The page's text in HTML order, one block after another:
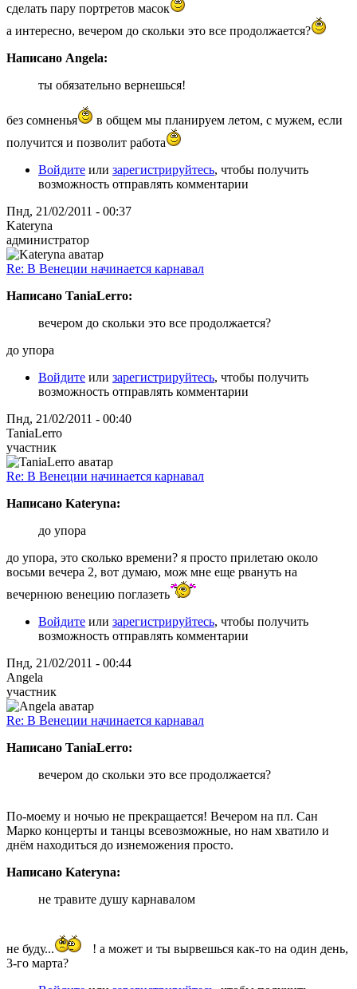
сделать пару портретов масок
а интересно, вечером до скольки это все продолжается?
Написано Angela:
ты обязательно вернешься!
без сомненья
в общем мы планируем летом, с мужем, если
получится и позволит работа
Войдите или зарегистрируйтесь, чтобы получить
возможность отправлять комментарии
Пнд, 21/02/2011 - 00:37
Kateryna
администратор
Re: В Венеции начинается карнавал
Написано TaniaLerro:
вечером до скольки это все продолжается?
до упора
Войдите или зарегистрируйтесь, чтобы получить
возможность отправлять комментарии
Пнд, 21/02/2011 - 00:40
TaniaLerro
участник
Re: В Венеции начинается карнавал
Написано Kateryna:
до упора
до упора, это сколько времени? я просто прилетаю около
восьми вечера 2, вот думаю, мож мне еще рвануть на
вечернюю венецию поглазеть
Войдите или зарегистрируйтесь, чтобы получить
возможность отправлять комментарии
Пнд, 21/02/2011 - 00:44
Angela
участник
Re: В Венеции начинается карнавал
Написано TaniaLerro:
вечером до скольки это все продолжается?
По-моему и ночью не прекращается! Вечером на пл. Сан
Марко концерты и танцы всевозможные, но нам хватило и
днём находиться до изнеможения просто.
Написано Kateryna:
не травите душу карнавалом
не буду...
! а может и ты вырвешься как-то на один день,
3-го марта?